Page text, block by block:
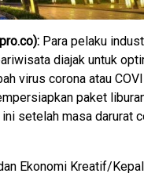
Para pelaku
diajak untuk
virus corona atau
paket
setelah masa darurat
Ekonomi Kreatif/